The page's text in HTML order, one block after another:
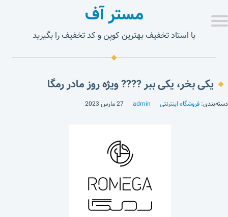
مستر آف
با استاد تخفیف بهترین کوپن و کد تخفیف را بگیرید
یکی بخر، یکی ببر ???? ویژه روز مادر رمگا
دسته‌بندی: فروشگاه اینترنتی admin 27 مارس 2023